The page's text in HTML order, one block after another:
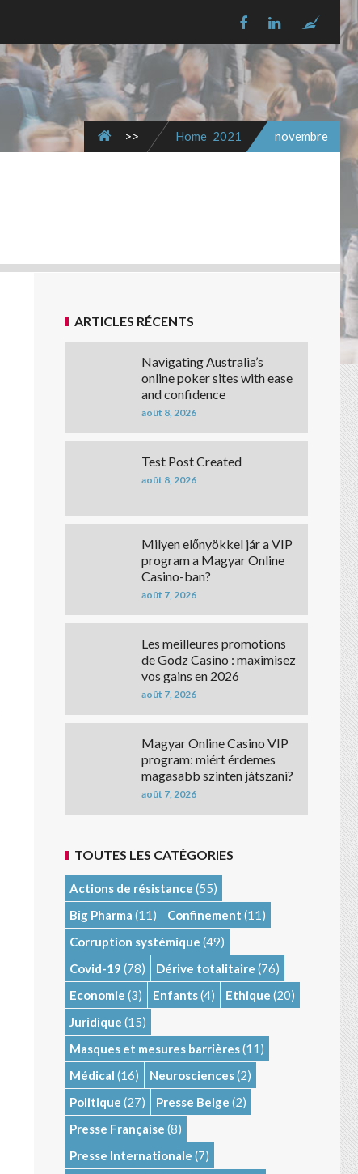
>> Home 2021 novembre
ARTICLES RÉCENTS
Navigating Australia’s
online poker sites with ease
and confidence
août 8, 2026
Test Post Created
août 8, 2026
Milyen előnyökkel jár a VIP
program a Magyar Online
Casino-ban?
août 7, 2026
Les meilleures promotions
de Godz Casino : maximisez
vos gains en 2026
août 7, 2026
Magyar Online Casino VIP
program: miért érdemes
magasabb szinten játszani?
août 7, 2026
TOUTES LES CATÉGORIES
Actions de résistance (55)
Big Pharma (11) Confinement (11)
Corruption systémique (49)
Covid-19 (78) Dérive totalitaire (76)
Economie (3) Enfants(4) Ethique (20)
Juridique (15)
Masques et mesures barrières(11)
Médical (16) Neurosciences(2)
Politique (27) Presse Belge (2)
Presse Française (8)
Presse Internationale (7)